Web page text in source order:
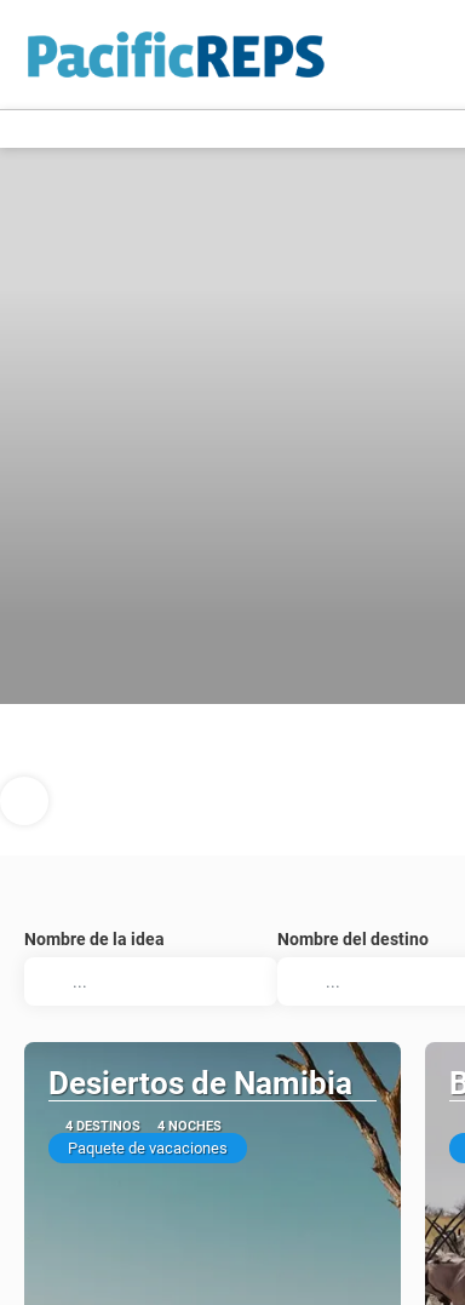
Nombre de la idea Nombre del destino
Desiertos de Namibia
4 DESTINOS 4 NOCHES
Paquete de vacaciones